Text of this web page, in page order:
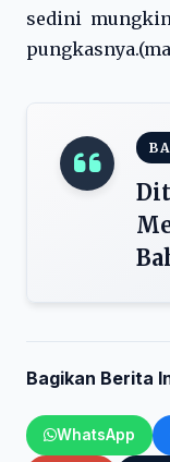
sedini
Bagikan Berita
WhatsApp